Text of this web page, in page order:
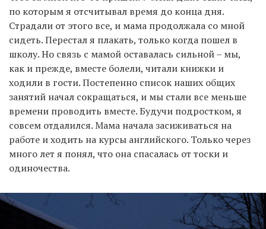
по которым я отсчитывал время до конца дня.
Страдали от этого все, и мама продолжала со мной
сидеть. Перестал я плакать, только когда пошел в
школу. Но связь с мамой оставалась сильной – мы,
как и прежде, вместе болели, читали книжки и
ходили в гости. Постепенно список наших общих
занятий начал сокращаться, и мы стали все меньше
времени проводить вместе. Будучи подростком, я
совсем отдалился. Мама начала засиживаться на
работе и ходить на курсы английского. Только через
много лет я понял, что она спасалась от тоски и
одиночества.